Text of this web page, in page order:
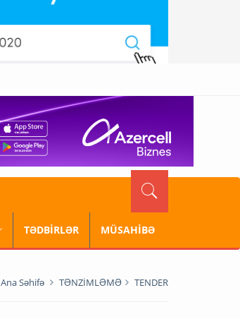
TƏDBİRLƏR MÜSAHİBƏ
Ana Səhifə TƏNZİMLƏMƏ TENDER